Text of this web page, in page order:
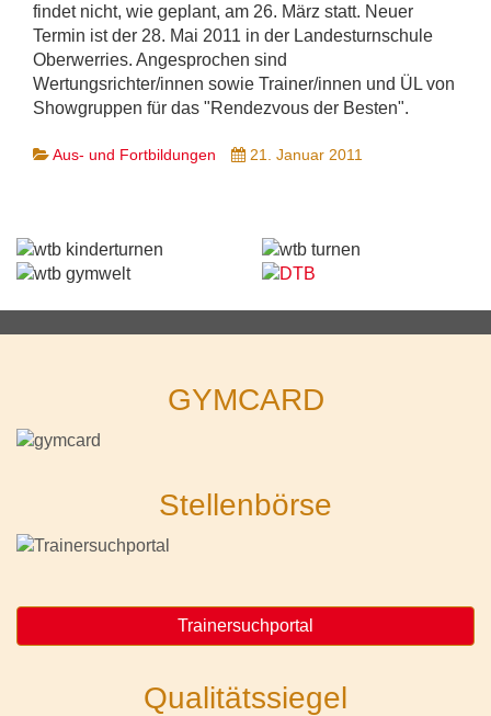
findet nicht, wie geplant, am 26. März statt. Neuer
Termin ist der 28. Mai 2011 in der Landesturnschule
Oberwerries. Angesprochen sind
Wertungsrichter/innen sowie Trainer/innen und ÜL von
Showgruppen für das "Rendezvous der Besten".
Aus- und Fortbildungen 21. Januar 2011
GYMCARD
Stellenbörse
Trainersuchportal
Qualitätssiegel